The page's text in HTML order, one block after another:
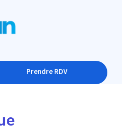
Prendre RDV